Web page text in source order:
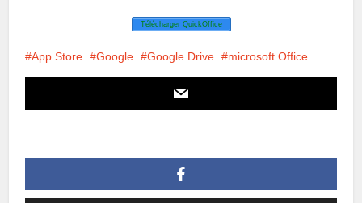
Télécharger QuickOffice
App Store Google Google Drive microsoft Office